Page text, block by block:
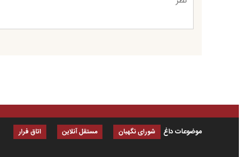
موضوعات داغ شورای نگهبان مستقل آنلاین اتاق فرار